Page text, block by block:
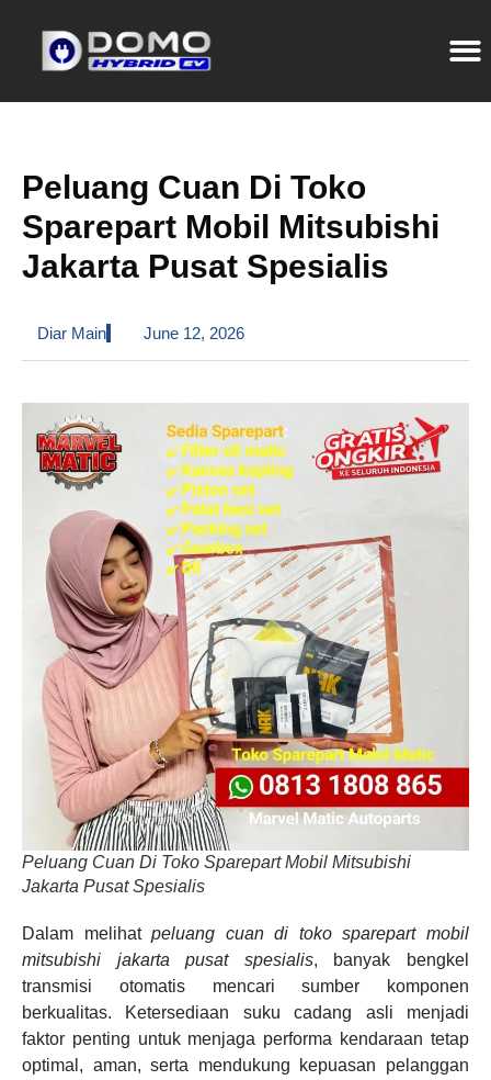
Peluang Cuan Di Toko
Sparepart Mobil Mitsubishi
Jakarta Pusat Spesialis
Diar Main June 12, 2026
Peluang Cuan Di Toko Sparepart Mobil Mitsubishi
Jakarta Pusat Spesialis
Dalam melihatpeluang cuan di toko sparepart mobil
mitsubishi jakarta pusat spesialis, banyak bengkel
transmisi otomatis mencari sumber komponen
berkualitas. Ketersediaan suku cadang asli menjadi
faktor penting untuk menjaga performa kendaraan tetap
optimal, aman, serta mendukung kepuasan pelanggan